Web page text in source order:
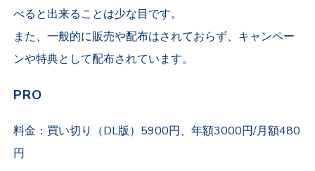
べると出来ることは少な目です。
また、一般的に販売や配布はされておらず、キャンペー
ンや特典として配布されています。
PRO
料金：買い切り（DL版）5900円、年額3000円/月額480
円